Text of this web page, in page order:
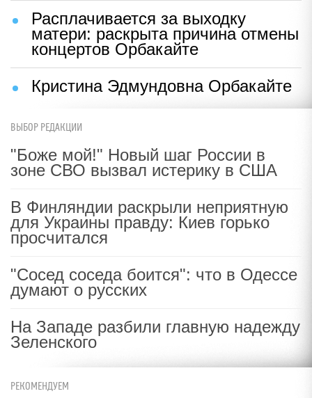
Расплачивается за выходку
матери: раскрыта причина отмены
концертов Орбакайте
Кристина Эдмундовна Орбакайте
ВЫБОР РЕДАКЦИИ
"Боже мой!" Новый шаг России в
зоне СВО вызвал истерику в США
В Финляндии раскрыли неприятную
для Украины правду: Киев горько
просчитался
"Сосед соседа боится": что в Одессе
думают о русских
На Западе разбили главную надежду
Зеленского
РЕКОМЕНДУЕМ